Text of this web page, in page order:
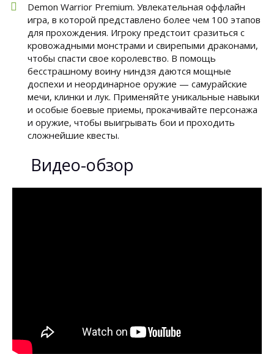
Demon Warrior Premium. Увлекательная оффлайн
игра, в которой представлено более чем 100 этапов
для прохождения. Игроку предстоит сразиться с
кровожадными монстрами и свирепыми драконами,
чтобы спасти свое королевство. В помощь
бесстрашному воину ниндзя даются мощные
доспехи и неординарное оружие — самурайские
мечи, клинки и лук. Применяйте уникальные навыки
и особые боевые приемы, прокачивайте персонажа
и оружие, чтобы выигрывать бои и проходить
сложнейшие квесты.
Видео-обзор